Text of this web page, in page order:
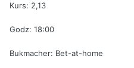
Kurs: 2,13
Godz: 18:00
Bukmacher: Bet-at-home